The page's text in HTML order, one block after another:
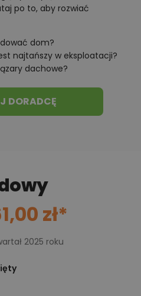
po to, aby rozwiać
dom?
najtańszy w eksploatacji?
dachowe?
DORADCĘ
zł*
2025 roku